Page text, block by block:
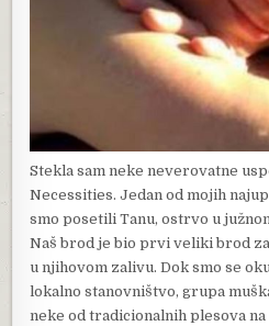
Stekla sam neke neverovatne
Necessities. Jedan od mojih
smo posetili Tanu, ostrvo u
Naš brod je bio prvi veliki brod
u njihovom zalivu. Dok smo se
lokalno stanovništvo, grupa
neke od tradicionalnih plesova